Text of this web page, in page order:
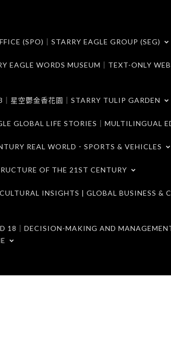
(SPO)｜STARRY EAGLE GROUP (SEG)
EAGLE WORDS MUSEUM｜TEXT-ONLY
｜星空鬱金香花園｜STARRY TULIP GARDEN
GLOBAL LIFE STORIES｜MULTILINGUAL
REAL WORLD．SPORTS & VEHICLES
OF THE 21ST CENTURY
INSIGHTS | GLOBAL BUSINESS &
18｜DECISION-MAKING AND